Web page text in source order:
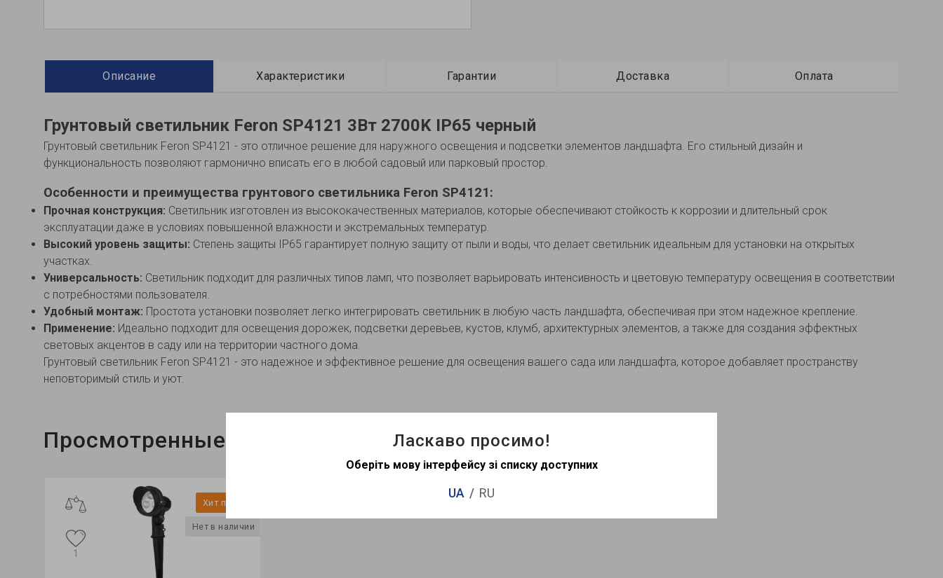
Описание Характеристики Гарантии Доставка Оплата
Грунтовый светильник Feron SP4121 3Вт 2700K IP65 черный
Грунтовый светильник Feron SP4121 - это отличное решение для наружного освещения и подсветки элементов ландшафта. Его стильный дизайн и
функциональность позволяют гармонично вписать его в любой садовый или парковый простор.
Особенности и преимущества грунтового светильника Feron SP4121:
Прочная конструкция: Светильник изготовлен из высококачественных материалов, которые обеспечивают стойкость к коррозии и длительный срок
эксплуатации даже в условиях повышенной влажности и экстремальных температур.
Высокий уровень защиты: Степень защиты IP65 гарантирует полную защиту от пыли и воды, что делает светильник идеальным для установки на открытых
участках.
Универсальность: Светильник подходит для различных типов ламп, что позволяет варьировать интенсивность и цветовую температуру освещения в соответствии
с потребностями пользователя.
Удобный монтаж: Простота установки позволяет легко интегрировать светильник в любую часть ландшафта, обеспечивая при этом надежное крепление.
Применение: Идеально подходит для освещения дорожек, подсветки деревьев, кустов, клумб, архитектурных элементов, а также для создания эффектных
световых акцентов в саду или на территории частного дома.
Грунтовый светильник Feron SP4121 - это надежное и эффективное решение для освещения вашего сада или ландшафта, которое добавляет пространству
неповторимый стиль и уют.
Просмотренные
Хит продаж
Нет в наличии
1
Ласкаво просимо!
Оберіть мову інтерфейсу зі списку доступних
UA RU